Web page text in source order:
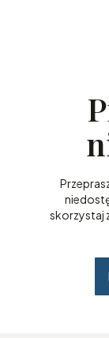
skorzystaj